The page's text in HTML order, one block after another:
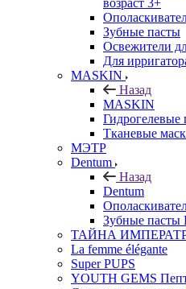
возраст 3+
Зубные пасты
Освежители
Для
MASKIN
Назад
MASKIN
Гидрогелевые
Тканевые
МЭТР
Dentum
Назад
Dentum
Зубные пасты
ТАЙНА
La femme élégante
Super PUPS
YOUTH GEMS